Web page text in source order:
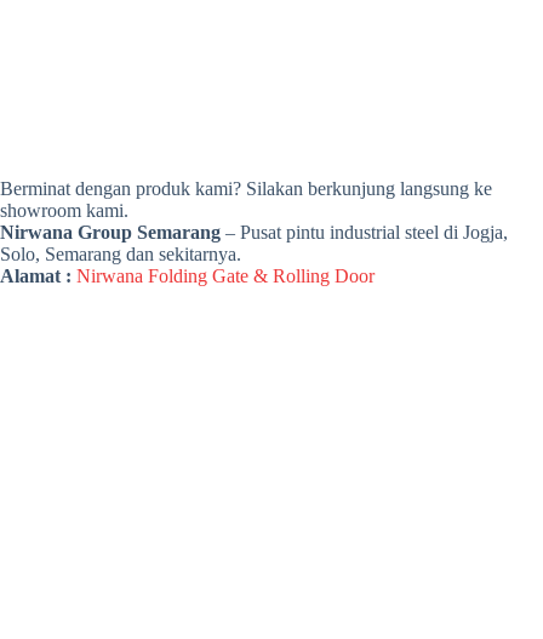
Berminat dengan produk kami? Silakan berkunjung langsung ke
showroom kami.
Nirwana Group Semarang – Pusat pintu industrial steel di Jogja,
Solo, Semarang dan sekitarnya.
Alamat : Nirwana Folding Gate & Rolling Door